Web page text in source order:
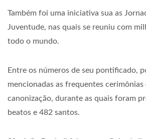
Também foi uma iniciativa sua as
Juventude, nas quais se reuniu com
todo o mundo.
Entre os números de seu pontificado,
mencionadas as frequentes
canonização, durante as quais foram
beatos e 482 santos.